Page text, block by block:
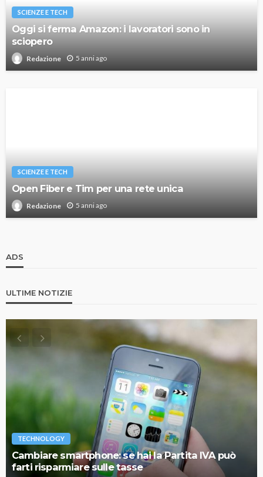
SCIENZE E TECH
Oggi si ferma Amazon: i lavoratori sono in
sciopero
Redazione 5 anni ago
SCIENZE E TECH
Open Fiber e Tim per una rete unica
Redazione 5 anni ago
ADS
ULTIME NOTIZIE
TECHNOLOGY
Cambiare smartphone: se hai la Partita IVA può
farti risparmiare sulle tasse